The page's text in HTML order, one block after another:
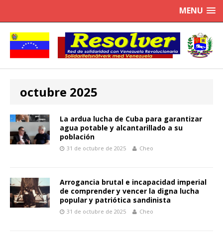
MENU
octubre 2025
La ardua lucha de Cuba para garantizar
agua potable y alcantarillado a su
población
31 de octubre de 2025 Cheo
Arrogancia brutal e incapacidad imperial
de comprender y vencer la digna lucha
popular y patriótica sandinista
31 de octubre de 2025 Cheo